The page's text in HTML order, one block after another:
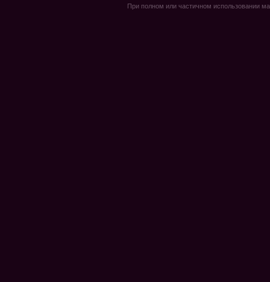
При полном или частичном использовании